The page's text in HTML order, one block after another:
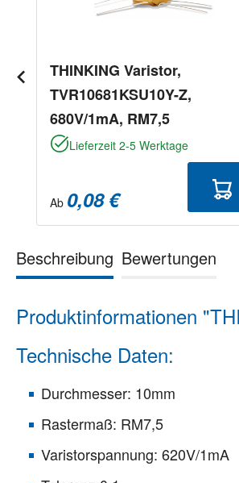
THINKING Varistor,
TVR10681KSU10Y-Z,
680V/1mA, RM7,5
Lieferzeit 2-5 Werktage
Ab 0,08 €
Beschreibung Bewertungen
Produktinformationen
Technische Daten:
Durchmesser: 10mm
Rastermaß: RM7,5
Varistorspannung: 620V/1mA